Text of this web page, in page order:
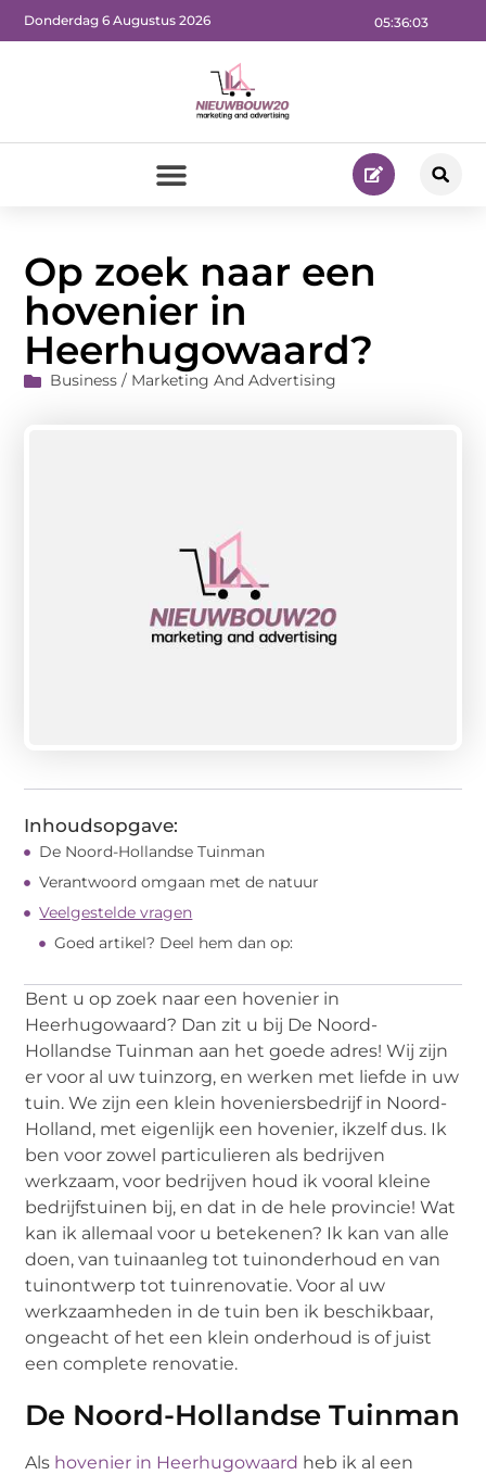
05:36:04
Donderdag 6 Augustus 2026
Op zoek naar een
hovenier in
Heerhugowaard?
Business / Marketing And Advertising
Inhoudsopgave:
De Noord-Hollandse Tuinman
Verantwoord omgaan met de natuur
Veelgestelde vragen
Goed artikel? Deel hem dan op:
Bent u op zoek naar een hovenier in
Heerhugowaard? Dan zit u bij De Noord-
Hollandse Tuinman aan het goede adres! Wij zijn
er voor al uw tuinzorg, en werken met liefde in uw
tuin. We zijn een klein hoveniersbedrijf in Noord-
Holland, met eigenlijk een hovenier, ikzelf dus. Ik
ben voor zowel particulieren als bedrijven
werkzaam, voor bedrijven houd ik vooral kleine
bedrijfstuinen bij, en dat in de hele provincie! Wat
kan ik allemaal voor u betekenen? Ik kan van alle
doen, van tuinaanleg tot tuinonderhoud en van
tuinontwerp tot tuinrenovatie. Voor al uw
werkzaamheden in de tuin ben ik beschikbaar,
ongeacht of het een klein onderhoud is of juist
een complete renovatie.
De Noord-Hollandse Tuinman
Als hovenier in Heerhugowaard heb ik al een